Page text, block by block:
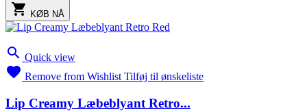
 KØB NÅ
 Quick view
 Remove from Wishlist Tilføj til ønskeliste
Lip Creamy Læbeblyant Retro...